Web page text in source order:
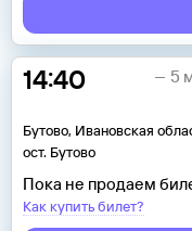
14:40
Бутово, Ивановская
ост. Бутово
5
Пока не продаем
Как купить билет?